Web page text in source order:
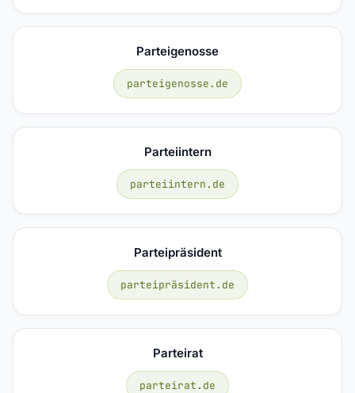
Parteigenosse
parteigenosse.de
Parteiintern
parteiintern.de
Parteipräsident
parteipräsident.de
Parteirat
parteirat.de